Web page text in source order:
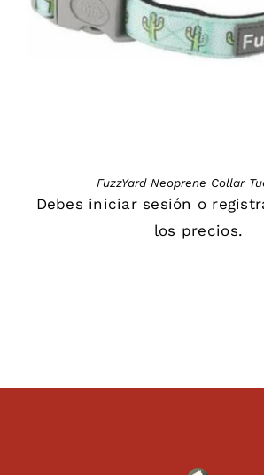
FuzzYard Neoprene Collar
Debes iniciar sesión o
los precios.